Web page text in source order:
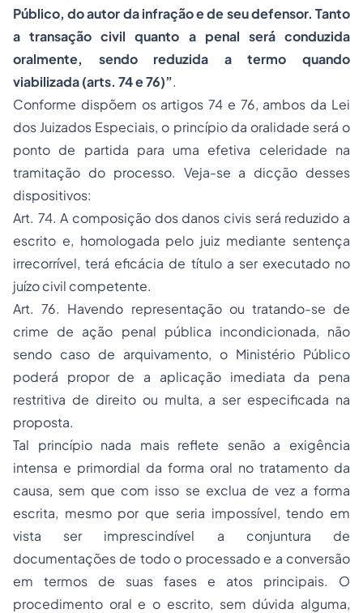
Público, do autor da infração e de seu defensor. Tanto
a transação civil quanto a penal será conduzida
oralmente, sendo reduzida a termo quando
viabilizada (arts. 74 e 76)”.
Conforme dispõem os artigos 74 e 76, ambos da Lei
dos Juizados Especiais, o princípio da oralidade será o
ponto de partida para uma efetiva celeridade na
tramitação do processo. Veja-se a dicção desses
dispositivos:
Art. 74. A composição dos danos civis será reduzido a
escrito e, homologada pelo juiz mediante sentença
irrecorrível, terá eficácia de título a ser executado no
juízo civil competente.
Art. 76. Havendo representação ou tratando-se de
crime de ação penal pública incondicionada, não
sendo caso de arquivamento, o Ministério Público
poderá propor de a aplicação imediata da pena
restritiva de direito ou multa, a ser especificada na
proposta.
Tal princípio nada mais reflete senão a exigência
intensa e primordial da forma oral no tratamento da
causa, sem que com isso se exclua de vez a forma
escrita, mesmo por que seria impossível, tendo em
vista ser imprescindível a conjuntura de
documentações de todo o processado e a conversão
em termos de suas fases e atos principais. O
procedimento oral e o escrito, sem dúvida alguma,